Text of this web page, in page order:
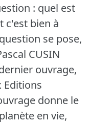
: quel est
c'est bien à
se pose,
CUSIN
ouvrage,
Editions
donne le
en vie,